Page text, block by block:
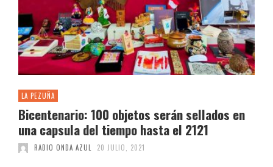
LA PEZUÑA
Bicentenario: 100 objetos serán sellados en
una capsula del tiempo hasta el 2121
RADIO ONDA AZUL 20 JULIO, 2021